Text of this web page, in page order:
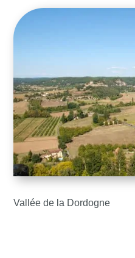
Vallée de la Dordogne